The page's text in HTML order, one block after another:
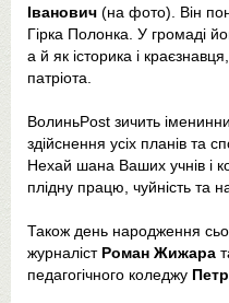
Іванович (на фото). Він
Гірка Полонка. У громаді
а й як історика і
патріота.
ВолиньPost зичить
здійснення усіх планів та
Нехай шана Ваших учнів і
плідну працю, чуйність та
Також день народження
журналіст Роман Жижара
педагогічного коледжу